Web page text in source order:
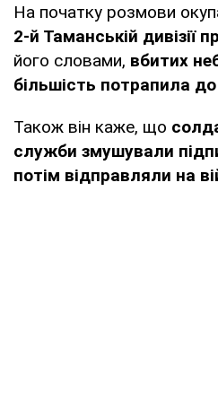
На початку розмови
2-й Таманській дивізії
його словами, вбитих
більшість потрапила
Також він каже, що
служби змушували
потім відправляли на